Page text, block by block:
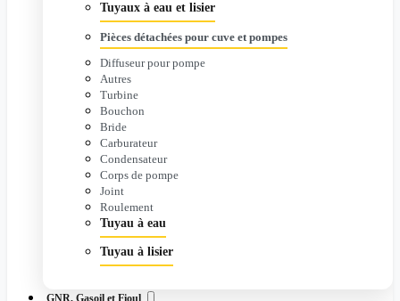
Tuyaux à eau et lisier
Pièces détachées pour cuve et pompes
Diffuseur pour pompe
Autres
Turbine
Bouchon
Bride
Carburateur
Condensateur
Corps de pompe
Joint
Roulement
Tuyau à eau
Tuyau à lisier
GNR, Gasoil et Fioul